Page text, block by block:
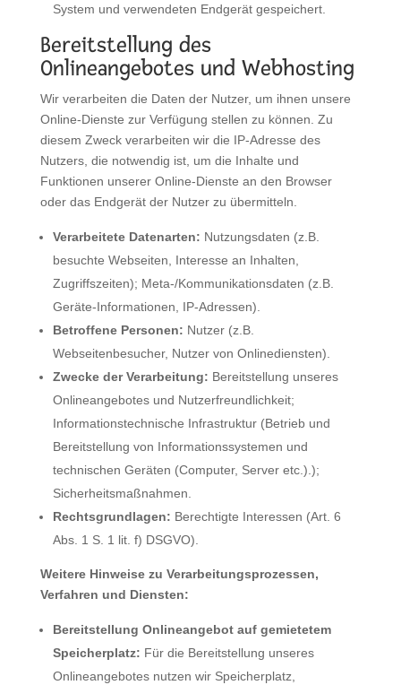
System und verwendeten Endgerät gespeichert.
Bereitstellung des
Onlineangebotes und Webhosting
Wir verarbeiten die Daten der Nutzer, um ihnen unsere
Online-Dienste zur Verfügung stellen zu können. Zu
diesem Zweck verarbeiten wir die IP-Adresse des
Nutzers, die notwendig ist, um die Inhalte und
Funktionen unserer Online-Dienste an den Browser
oder das Endgerät der Nutzer zu übermitteln.
Verarbeitete Datenarten: Nutzungsdaten (z.B.
besuchte Webseiten, Interesse an Inhalten,
Zugriffszeiten); Meta-/Kommunikationsdaten (z.B.
Geräte-Informationen, IP-Adressen).
Betroffene Personen: Nutzer (z.B.
Webseitenbesucher, Nutzer von Onlinediensten).
Zwecke der Verarbeitung: Bereitstellung unseres
Onlineangebotes und Nutzerfreundlichkeit;
Informationstechnische Infrastruktur (Betrieb und
Bereitstellung von Informationssystemen und
technischen Geräten (Computer, Server etc.).);
Sicherheitsmaßnahmen.
Rechtsgrundlagen: Berechtigte Interessen (Art. 6
Abs. 1 S. 1 lit. f) DSGVO).
Weitere Hinweise zu Verarbeitungsprozessen,
Verfahren und Diensten:
Bereitstellung Onlineangebot auf gemietetem
Speicherplatz: Für die Bereitstellung unseres
Onlineangebotes nutzen wir Speicherplatz,